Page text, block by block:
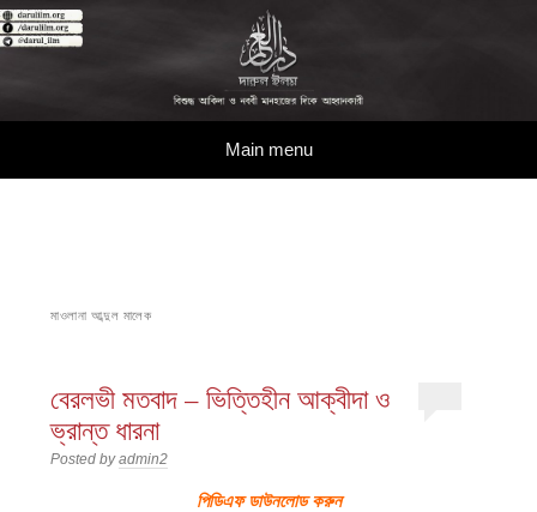
বিশুদ্ধ আকিদা ও নববী মানহাজের দিকে আহ্বানকারী
Main menu
মাওলানা আব্দুল মালেক
বেরলভী মতবাদ – ভিত্তিহীন আক্বীদা ও
ভ্রান্ত ধারনা
Posted byadmin2
পিডিএফ ডাউনলোড করুন